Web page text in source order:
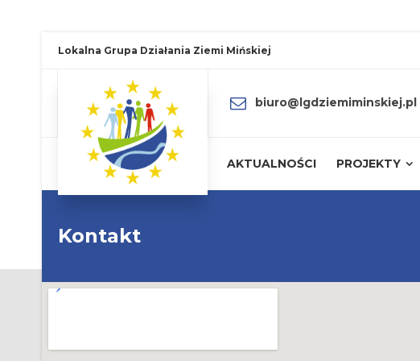
Lokalna Grupa Działania Ziemi Mińskiej
biuro@lgdziemiminskiej.pl
AKTUALNOŚCI PROJEKTY
Kontakt